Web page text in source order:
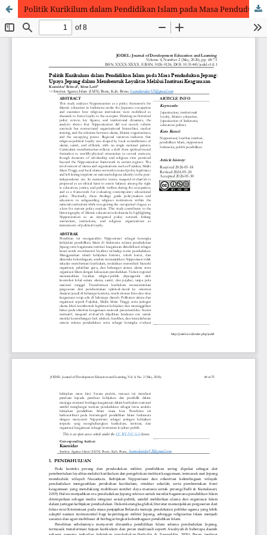
Politik Kurikilum dalam Pendidikan Islam pada Masa Pendudukan Jepang: Upaya Jepang dalam Membentuk Loyalitas Melalui Intitusi Keagamaan